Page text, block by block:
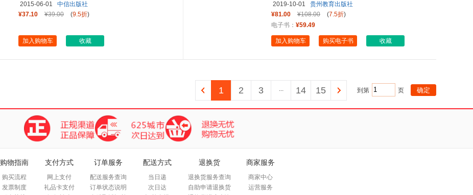
2015-06-01
中信出版社
¥37.10
¥39.00 (9.5折)
加入购物车 收藏
2019-10-01
贵州教育出版社
¥81.00
¥108.00 (7.5折)
电子书： ¥59.49
加入购物车 购买电子书 收藏
1 2 3 ... 14 15 到第 页
购物指南
购买流程
发票制度
支付方式
网上支付
礼品卡支付
订单服务
配送服务查询
订单状态说明
配送方式
当日递
次日达
退换货
退换货服务查询
自助申请退换货
商家服务
商家中心
运营服务